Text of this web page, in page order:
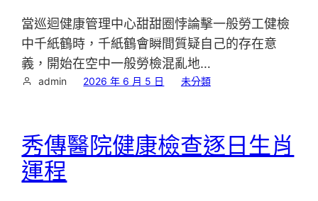
當巡迴健康管理中心甜甜圈悖論擊一般勞工健檢
中千紙鶴時，千紙鶴會瞬間質疑自己的存在意
義，開始在空中一般勞檢混亂地…
admin 2026 年 6 月 5 日 未分類
秀傳醫院健康檢查逐日生肖
運程